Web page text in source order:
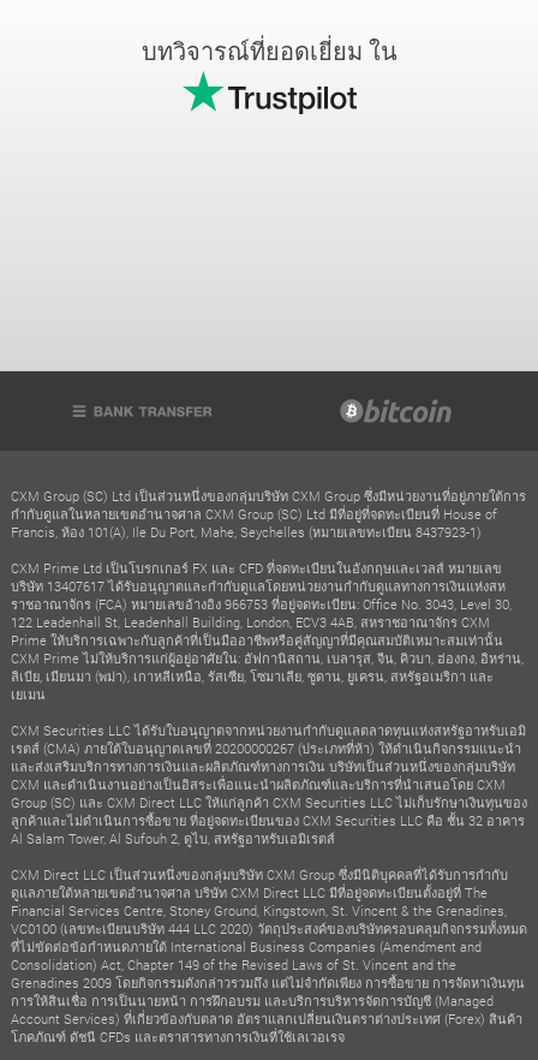
บทวิจารณ์ที่ยอดเยี่ยม ใน
CXM Group (SC) Ltd เป็นส่วนหนึ่งของกลุ่มบริษัท CXM Group ซึ่งมีหน่วยงานที่อยู่ภายใต้การ
กำกับดูแลในหลายเขตอำนาจศาล CXM Group (SC) Ltd มีที่อยู่ที่จดทะเบียนที่ House of
Francis, ห้อง 101(A), Ile Du Port, Mahe, Seychelles (หมายเลขทะเบียน 8437923-1)
CXM Prime Ltd เป็นโบรกเกอร์ FX และ CFD ที่จดทะเบียนในอังกฤษและเวลส์ หมายเลข
บริษัท 13407617 ได้รับอนุญาตและกำกับดูแลโดยหน่วยงานกำกับดูแลทางการเงินแห่งสห
ราชอาณาจักร (FCA) หมายเลขอ้างอิง 966753 ที่อยู่จดทะเบียน: Office No. 3043, Level 30,
122 Leadenhall St, Leadenhall Building, London, ECV3 4AB, สหราชอาณาจักร CXM
Prime ให้บริการเฉพาะกับลูกค้าที่เป็นมืออาชีพหรือคู่สัญญาที่มีคุณสมบัติเหมาะสมเท่านั้น
CXM Prime ไม่ให้บริการแก่ผู้อยู่อาศัยใน: อัฟกานิสถาน, เบลารุส, จีน, คิวบา, ฮ่องกง, อิหร่าน,
ลิเบีย, เมียนมา (พม่า), เกาหลีเหนือ, รัสเซีย, โซมาเลีย, ซูดาน, ยูเครน, สหรัฐอเมริกา และ
เยเมน
CXM Securities LLC ได้รับใบอนุญาตจากหน่วยงานกำกับดูแลตลาดทุนแห่งสหรัฐอาหรับเอมิ
เรตส์ (CMA) ภายใต้ใบอนุญาตเลขที่ 20200000267 (ประเภทที่ห้า) ให้ดำเนินกิจกรรมแนะนำ
และส่งเสริมบริการทางการเงินและผลิตภัณฑ์ทางการเงิน บริษัทเป็นส่วนหนึ่งของกลุ่มบริษัท
CXM และดำเนินงานอย่างเป็นอิสระเพื่อแนะนำผลิตภัณฑ์และบริการที่นำเสนอโดย CXM
Group (SC) และ CXM Direct LLC ให้แก่ลูกค้า CXM Securities LLC ไม่เก็บรักษาเงินทุนของ
ลูกค้าและไม่ดำเนินการซื้อขาย ที่อยู่จดทะเบียนของ CXM Securities LLC คือ ชั้น 32 อาคาร
Al Salam Tower, Al Sufouh 2, ดูไบ, สหรัฐอาหรับเอมิเรตส์
CXM Direct LLC เป็นส่วนหนึ่งของกลุ่มบริษัท CXM Group ซึ่งมีนิติบุคคลที่ได้รับการกำกับ
ดูแลภายใต้หลายเขตอำนาจศาล บริษัท CXM Direct LLC มีที่อยู่จดทะเบียนตั้งอยู่ที่ The
Financial Services Centre, Stoney Ground, Kingstown, St. Vincent & the Grenadines,
VC0100 (เลขทะเบียนบริษัท 444 LLC 2020) วัตถุประสงค์ของบริษัทครอบคลุมกิจกรรมทั้งหมด
ที่ไม่ขัดต่อข้อกำหนดภายใต้ International Business Companies (Amendment and
Consolidation) Act, Chapter 149 of the Revised Laws of St. Vincent and the
Grenadines 2009 โดยกิจกรรมดังกล่าวรวมถึง แต่ไม่จำกัดเพียง การซื้อขาย การจัดหาเงินทุน
การให้สินเชื่อ การเป็นนายหน้า การฝึกอบรม และบริการบริหารจัดการบัญชี (Managed
Account Services) ที่เกี่ยวข้องกับตลาด อัตราแลกเปลี่ยนเงินตราต่างประเทศ (Forex) สินค้า
โภคภัณฑ์ ดัชนี CFDs และตราสารทางการเงินที่ใช้เลเวอเรจ